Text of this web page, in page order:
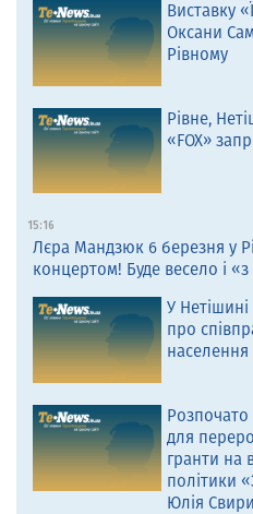
Виставку
Оксани
Рівному
Рівне,
«FOX»
15:16
Лєра Мандзюк 6 березня у
концертом! Буде весело і
У
про
населення
для
гранти на
політики
Юлія